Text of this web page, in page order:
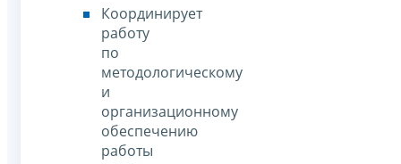
Координирует
работу
по
методологическому
и
организационному
обеспечению
работы